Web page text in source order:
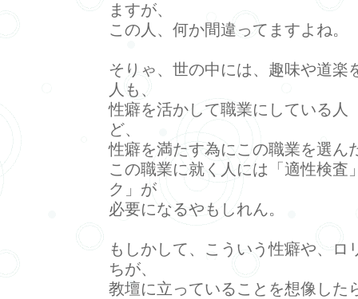
ますが、
この人、何か間違ってますよね。
そりゃ、世の中には、趣味や道楽
人も、
性癖を活かして職業にしている人
ど、
性癖を満たす為にこの職業を選ん
この職業に就く人には「適性検査
ク」が
必要になるやもしれん。
もしかして、こういう性癖や、ロ
ちが、
教壇に立っていることを想像した